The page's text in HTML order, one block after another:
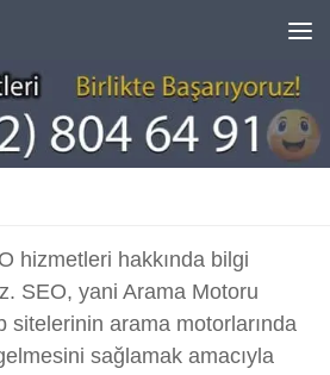
hizmetleri hakkında bilgi
SEO, yani Arama Motoru
sitelerinin arama motorlarında
sağlamak amacıyla